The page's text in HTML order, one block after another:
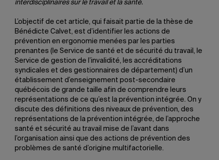
interdisciplinaires sur le travail et la santé.
L’objectif de cet article, qui faisait partie de la thèse de
Bénédicte Calvet, est d’identifier les actions de
prévention en ergonomie menées par les parties
prenantes (le Service de santé et de sécurité du travail, le
Service de gestion de l’invalidité, les accréditations
syndicales et des gestionnaires de département) d’un
établissement d’enseignement post-secondaire
québécois de grande taille afin de comprendre leurs
représentations de ce qu’est la prévention intégrée. On y
discute des définitions des niveaux de prévention, des
représentations de la prévention intégrée, de l’approche
santé et sécurité au travail mise de l’avant dans
l’organisation ainsi que des actions de prévention des
problèmes de santé d’origine multifactorielle.